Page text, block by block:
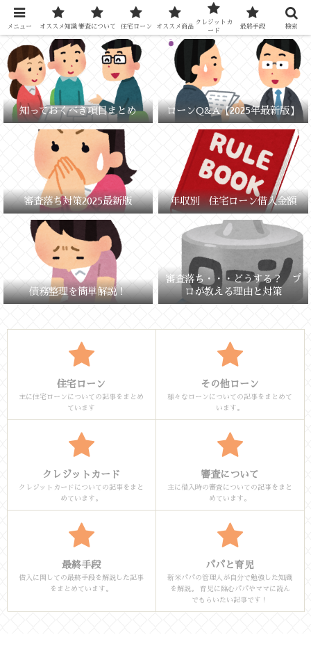
元銀行員が教える「失敗しないお金の選び方」
知っておくべき項目まとめ ローンQ&A【2025年最新版】
審査落ち対策2025最新版 年収別 住宅ローン借入金額
債務整理を簡単解説！
審査落ち・・・どうする？ プ
ロが教える理由と対策
住宅ローン
主に住宅ローンについての記事をまとめ
ています
その他ローン
様々なローンについての記事をまとめて
います。
クレジットカード
クレジットカードについての記事をまと
めています。
審査について
主に借入時の審査についての記事をまと
めています。
最終手段
借入に関しての最終手段を解説した記事
をまとめています。
パパと育児
新米パパの管理人が自分で勉強した知識
を解説。 育児に臨むパパやママに読ん
でもらいたい記事です！
メニュー オススメ知識 審査について 住宅ローン オススメ商品
クレジットカ
ード
最終手段 検索